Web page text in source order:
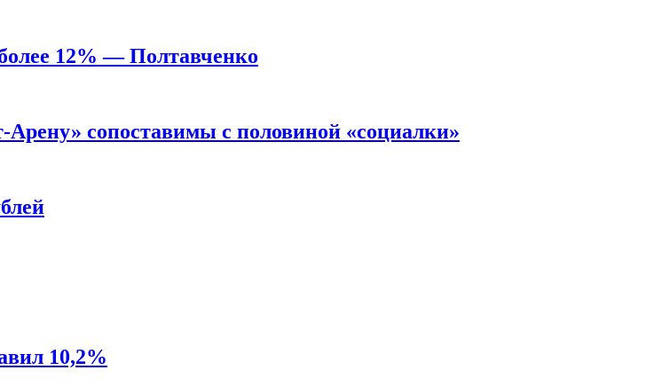
более 12% — Полтавченко
сопоставимы с половиной «социалки»
10,2%